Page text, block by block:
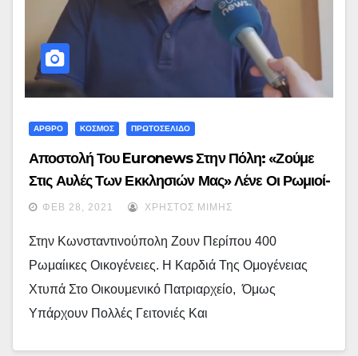
ΑΡΘΡΟ ΚΟΣΜΟΣ ΠΡΩΤΟΣΕΛΙΔΟ
Αποστολή Του Euronews Στην Πόλη: «Ζούμε
Στις Αυλές Των Εκκλησιών Μας» Λένε Οι Ρωμιοί-
Μιλά Και Ο Γρεβενιώτης Επιστήμονας Νίκος
ΦΕΒ 28, 2021 ΧΡΉΣΤΟΣ ΜΊΜΗΣ
Στην Κωνσταντινούπολη Ζουν Περίπου 400
Ρωμαίικες Οικογένειες. Η Καρδιά Της Ομογένειας
Χτυπά Στο Οικουμενικό Πατριαρχείο, Όμως
Υπάρχουν Πολλές Γειτονιές Και